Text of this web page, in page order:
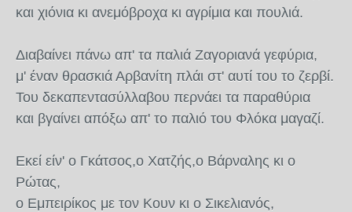
και χιόνια κι ανεμόβροχα κι αγρίμια και πουλιά.
Διαβαίνει πάνω απ' τα παλιά Ζαγοριανά γεφύρια,
μ' έναν θρασκιά Αρβανίτη πλάι στ' αυτί του το ζερβί.
Του δεκαπεντασύλλαβου περνάει τα παραθύρια
και βγαίνει απόξω απ' το παλιό του Φλόκα μαγαζί.
Εκεί είν' ο Γκάτσος,ο Χατζής,ο Βάρναλης κι ο
Ρώτας,
ο Εμπειρίκος με τον Κουν κι ο Σικελιανός,